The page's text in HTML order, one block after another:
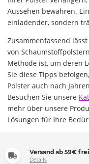
Aussehen bewahren.
einladender, sondern
Zusammenfassend
von
Methode ist, um deren
Sie diese Tipps
Polster auch nach
Besuchen Sie unsere
mehr über unsere
Lösungen für Ihre
Versand ab 59€ frei
Details